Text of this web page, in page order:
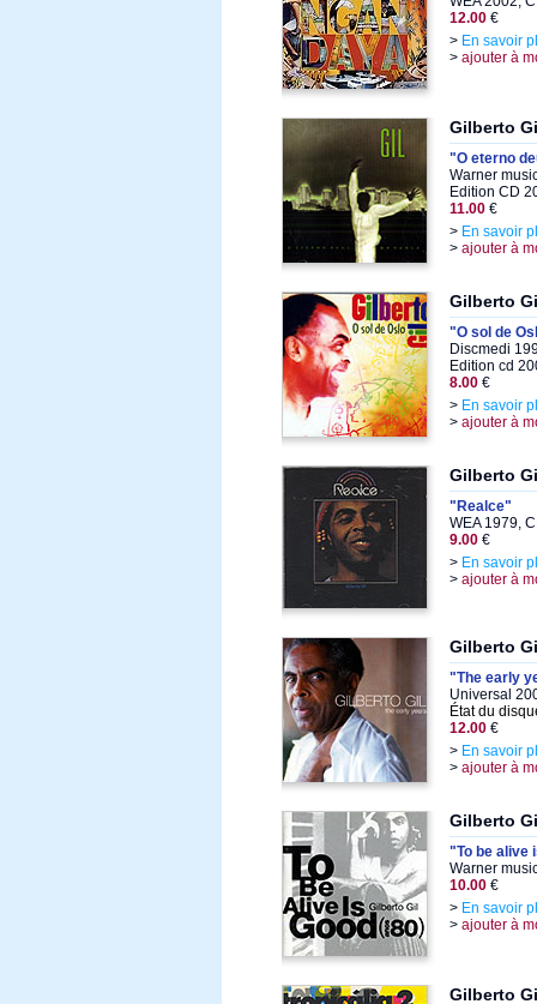
12.00 €
> En savoir
> ajouter à
Gilberto
"O eterno
Warner
Edition CD
11.00 €
> En savoir
> ajouter à
Gilberto
"O sol de
Discmedi
Edition cd
8.00 €
> En savoir
> ajouter à
Gilberto
"Realce"
WEA 1979,
9.00 €
> En savoir
> ajouter à
Gilberto
"The early
Universal
État du
12.00 €
> En savoir
> ajouter à
Gilberto
"To be alive
Warner
10.00 €
> En savoir
> ajouter à
Gilberto